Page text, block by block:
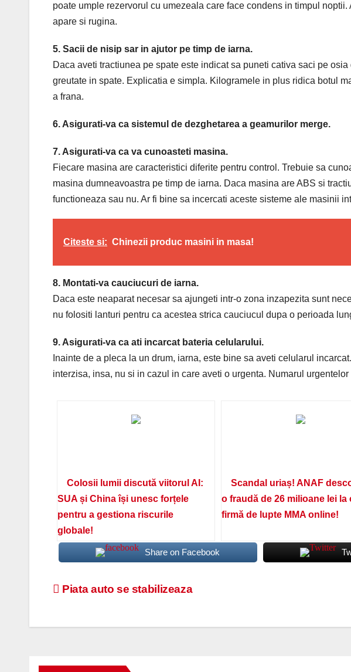
poate umple rezervorul cu umezeala care face condens in timpul
apare si rugina.
5. Sacii de nisip sar in ajutor pe timp de iarna.
Daca aveti tractiunea pe spate este indicat sa puneti cativa saci pe
greutate in spate. Explicatia e simpla. Kilogramele in plus ridica botul
a frana.
6. Asigurati-va ca sistemul de dezghetarea a geamurilor merge.
7. Asigurati-va ca va cunoasteti masina.
Fiecare masina are caracteristici diferite pentru control. Trebuie sa
masina dumneavoastra pe timp de iarna. Daca masina are ABS si
functioneaza sau nu. Ar fi bine sa incercati aceste sisteme ale masinii
Citeste si: Chinezii produc masini in masa!
8. Montati-va cauciucuri de iarna.
Daca este neaparat necesar sa ajungeti intr-o zona inzapezita sunt
nu folositi lanturi pentru ca acestea strica cauciucul dupa o perioada
9. Asigurati-va ca ati incarcat bateria celularului.
Inainte de a pleca la un drum, iarna, este bine sa aveti celularul
interzisa, insa, nu si in cazul in care aveti o urgenta. Numarul
Colosii lumii discută viitorul AI:
SUA și China își unesc forțele
pentru a gestiona riscurile
globale!
Scandal uriaș! ANAF
o fraudă de 26 milioane lei la
firmă de lupte MMA online!
Share on Facebook
Navigare
Piata auto se stabilizeaza